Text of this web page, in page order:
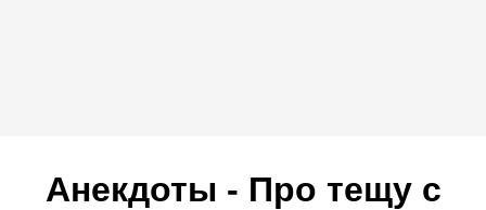
Анекдоты - Про тещу c